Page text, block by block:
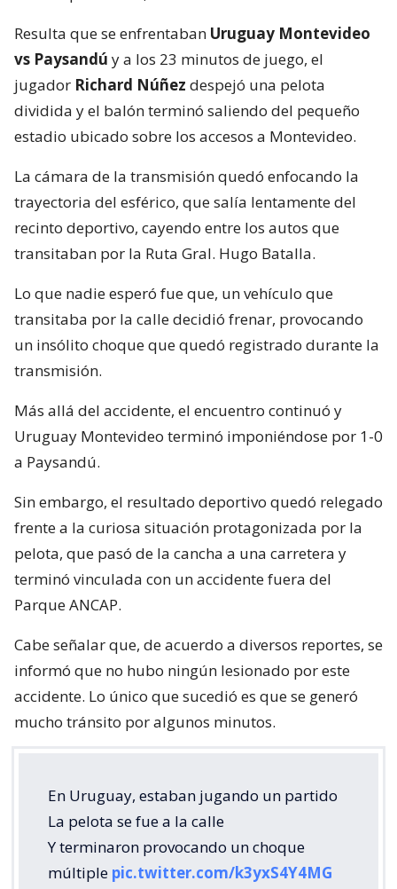
Resulta que se enfrentaban Uruguay Montevideo
vs Paysandú y a los 23 minutos de juego, el
jugador Richard Núñez despejó una pelota
dividida y el balón terminó saliendo del pequeño
estadio ubicado sobre los accesos a Montevideo.
La cámara de la transmisión quedó enfocando la
trayectoria del esférico, que salía lentamente del
recinto deportivo, cayendo entre los autos que
transitaban por la Ruta Gral. Hugo Batalla.
Lo que nadie esperó fue que, un vehículo que
transitaba por la calle decidió frenar, provocando
un insólito choque que quedó registrado durante la
transmisión.
Más allá del accidente, el encuentro continuó y
Uruguay Montevideo terminó imponiéndose por 1-0
a Paysandú.
Sin embargo, el resultado deportivo quedó relegado
frente a la curiosa situación protagonizada por la
pelota, que pasó de la cancha a una carretera y
terminó vinculada con un accidente fuera del
Parque ANCAP.
Cabe señalar que, de acuerdo a diversos reportes, se
informó que no hubo ningún lesionado por este
accidente. Lo único que sucedió es que se generó
mucho tránsito por algunos minutos.
En Uruguay, estaban jugando un partido
La pelota se fue a la calle
Y terminaron provocando un choque
múltiple pic.twitter.com/k3yxS4Y4MG